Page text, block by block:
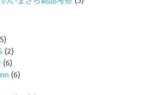
(2)
(6)
(6)